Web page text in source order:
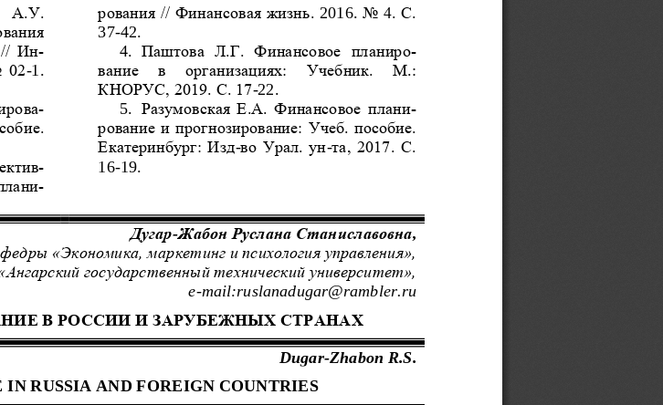
А.У.
//  Ин-
02-1.
а-
в-
и-
рования // Финансовая жизнь. 2016. No 4. С.
37-42.
4.
Паштова  Л.Г.  Финансовое  планиро-
вание   в   организациях:
Учебник.   М :
КНОРУС, 2019. С. 17-22.
5.
Разумовская Е.А. Финансовое плани-
рование и прогнозирование: Учеб. пособие.
Екатеринбург: Изд-во Урал. ун-та, 2017. С.
16-19.
Дугар-Жабон Руслана Станиславовна,
«Экономика, маркетинг и психология управления»,
государственный технический университет»,
e-mail:ruslanadugar@rambler.ru
ИЕ В РОССИИ И ЗАРУБЕЖНЫХ СТРАНАХ
Dugar-Zhabon R.S.
IN RUSSIA AND FOREIGN COUNTRIES